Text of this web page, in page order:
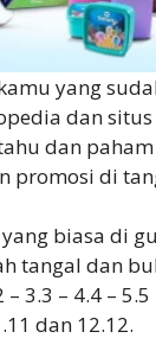
yang
dan
dan
promosi di
biasa di
tangal dan
3.3 – 4.4 – 5.5
dan 12.12.